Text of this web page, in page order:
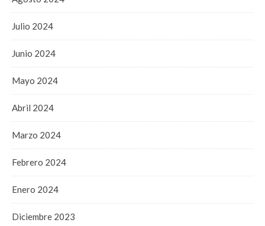
Julio 2024
Junio 2024
Mayo 2024
Abril 2024
Marzo 2024
Febrero 2024
Enero 2024
Diciembre 2023